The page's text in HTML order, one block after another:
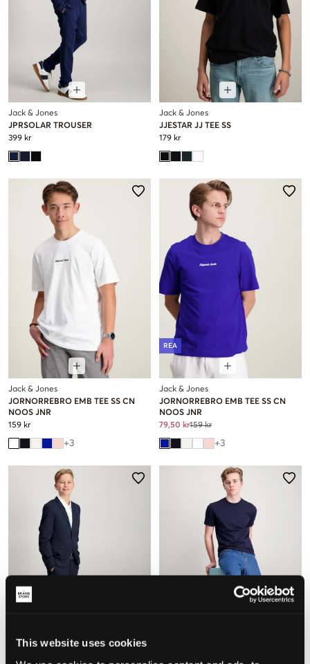
This website uses cookies
Jack & Jones
JPRSOLAR TROUSER
399 kr
Jack & Jones
JJESTAR JJ TEE SS
179 kr
Jack & Jones
JORNORREBRO EMB TEE SS CN
NOOS JNR
159 kr
+3
REA
Jack & Jones
JORNORREBRO EMB TEE SS CN
NOOS JNR
79,50 kr159 kr
+3